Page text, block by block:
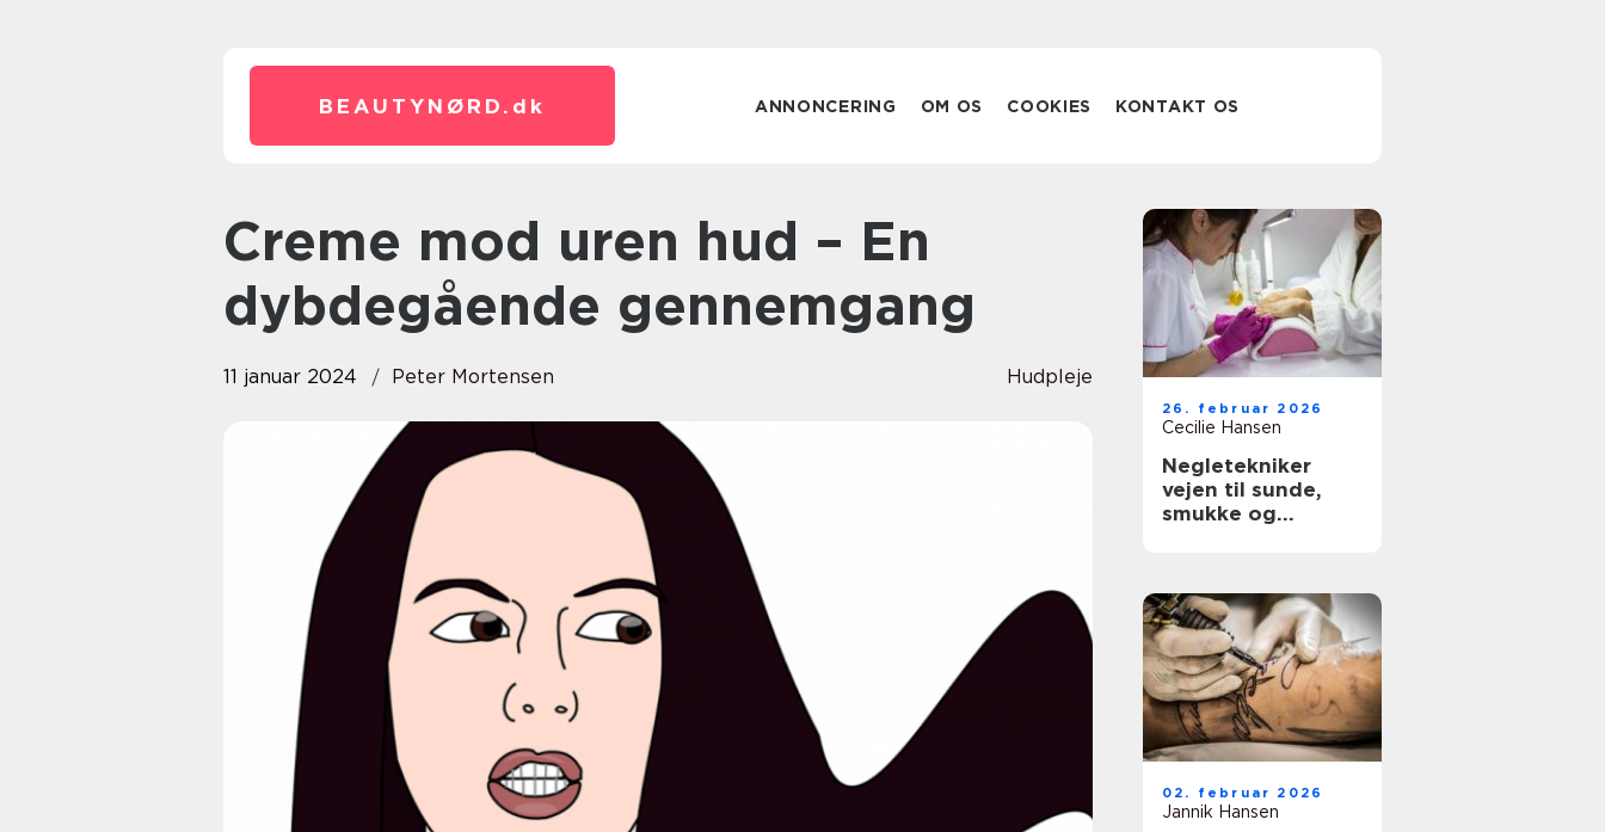
BEAUTYNØRD. dk ANNONCERING OM OS COOKIES KONTAKT OS
Creme mod uren hud – En
dybdegående gennemgang
11 januar 2024 Peter Mortensen Hudpleje
26. februar 2026
Cecilie Hansen
Negletekniker
vejen til sunde,
smukke og
02. februar 2026
Jannik Hansen